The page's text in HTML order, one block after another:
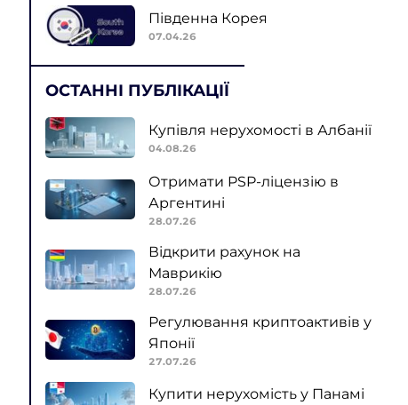
Південна Корея
07.04.26
ОСТАННІ ПУБЛІКАЦІЇ
Купівля нерухомості в Албанії
04.08.26
Отримати PSP-ліцензію в
Аргентині
28.07.26
Відкрити рахунок на
Маврикію
28.07.26
Регулювання криптоактивів у
Японії
27.07.26
Купити нерухомість у Панамі